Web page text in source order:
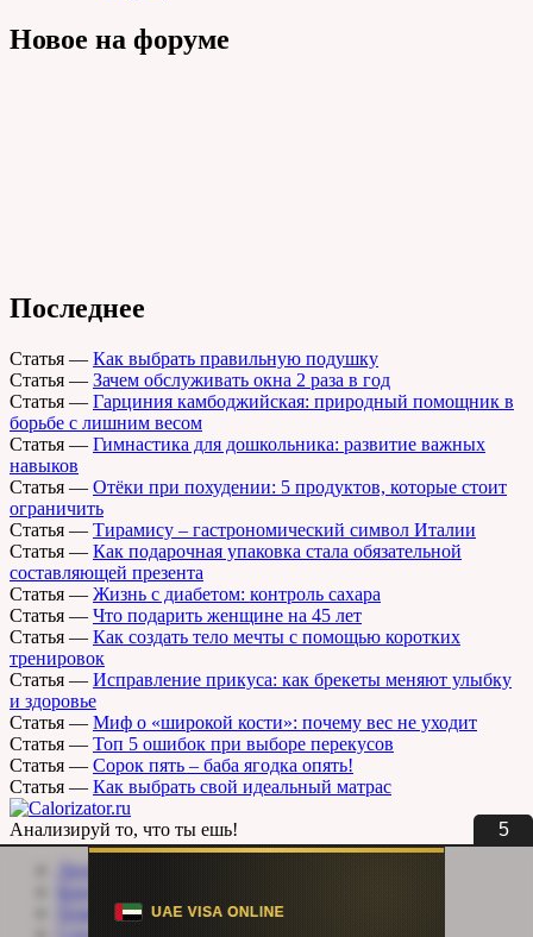
5
Новое на форуме
Последнее
Статья — Как выбрать правильную подушку
Статья — Зачем обслуживать окна 2 раза в год
Статья — Гарциния камбоджийская: природный помощник в
борьбе с лишним весом
Статья — Гимнастика для дошкольника: развитие важных
навыков
Статья — Отёки при похудении: 5 продуктов, которые стоит
ограничить
Статья — Тирамису – гастрономический символ Италии
Статья — Как подарочная упаковка стала обязательной
составляющей презента
Статья — Жизнь с диабетом: контроль сахара
Статья — Что подарить женщине на 45 лет
Статья — Как создать тело мечты с помощью коротких
тренировок
Статья — Исправление прикуса: как брекеты меняют улыбку
и здоровье
Статья — Миф о «широкой кости»: почему вес не уходит
Статья — Топ 5 ошибок при выборе перекусов
Статья — Сорок пять – баба ягодка опять!
Статья — Как выбрать свой идеальный матрас
Анализируй то, что ты ешь!
Личный кабинет
Помощь сайту